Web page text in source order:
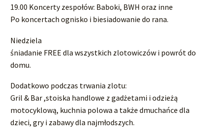
19.00 Koncerty zespołów: Baboki, BWH oraz inne
Po koncertach ognisko i biesiadowanie do rana.
Niedziela
śniadanie FREE dla wszystkich zlotowiczów i powrót do
domu.
Dodatkowo podczas trwania zlotu:
Gril & Bar ,stoiska handlowe z gadżetami i odzieżą
motocyklową, kuchnia polowa a także dmuchańce dla
dzieci, gry i zabawy dla najmłodszych.